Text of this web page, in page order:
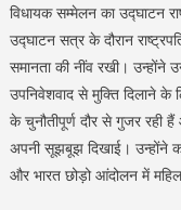
विधायक सम्मेलन का उद्घाटन
उद्घाटन सत्र के दौरान
समानता की नींव रखी। उन्होंने
उपनिवेशवाद से मुक्ति दिलाने के
के चुनौतीपूर्ण दौर से गुजर रही
अपनी सूझबूझ दिखाई। उन्होंने
और भारत छोड़ो आंदोलन में